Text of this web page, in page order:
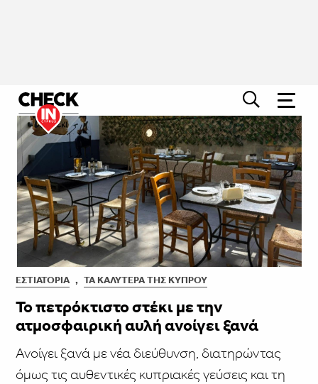
ΕΣΤΙΑΤΌΡΙΑ , ΤΑ ΚΑΛΎΤΕΡΑ ΤΗΣ ΚΎΠΡΟΥ
Το πετρόκτιστο στέκι με την
ατμοσφαιρική αυλή ανοίγει ξανά
Ανοίγει ξανά με νέα διεύθυνση, διατηρώντας
όμως τις αυθεντικές κυπριακές γεύσεις και τη